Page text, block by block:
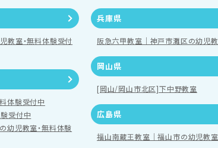
教室・無料体験受付
体験受付中
受付中
幼児教室・無料体験
兵庫県
阪急六甲教室｜神戸市灘区の幼児
岡山県
[岡山/岡山市北区]下中野教室
広島県
福山南蔵王教室｜福山市の幼児教